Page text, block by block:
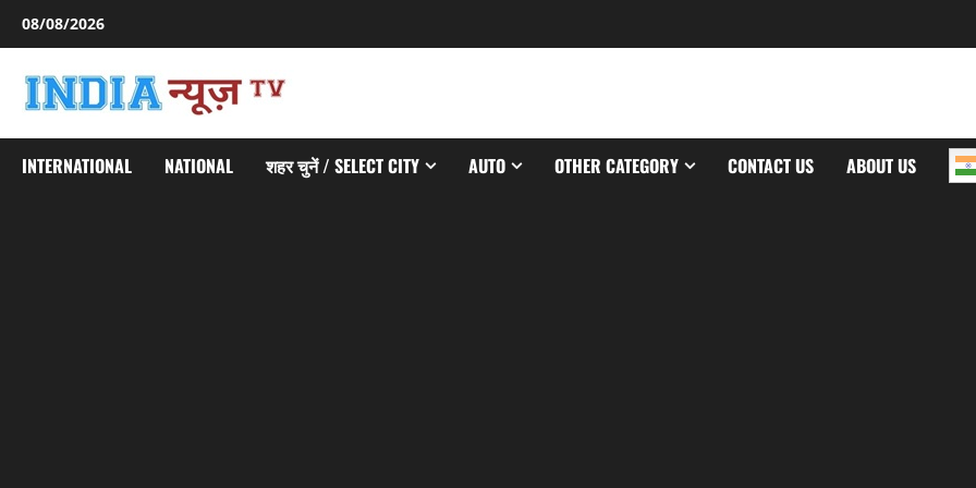
08/08/2026
INTERNATIONAL NATIONAL शहर चुनें / SELECT CITY AUTO OTHER CATEGORY CONTACT US ABOUT US